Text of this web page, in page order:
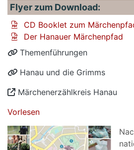
Vorlesen
Flyer zum Download:
CD Booklet zum
Der Hanauer Märchenpfad
Themenführungen
Hanau und die Grimms
Märchenerzählkreis Hanau